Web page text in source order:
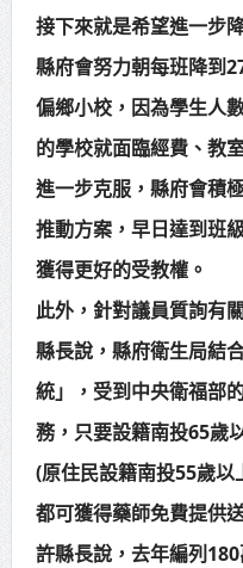
接下來就是希望進一步
縣府會努力朝每班降到
偏鄉小校，因為學生人
的學校就面臨經費、教
進一步克服，縣府會積
推動方案，早日達到班
獲得更好的受教權。
此外，針對議員質詢有
縣長說，縣府衛生局結
統」，受到中央衛福部
務，只要設籍南投65歲
(原住民設籍南投55歲
都可獲得藥師免費提供
許縣長說，去年編列